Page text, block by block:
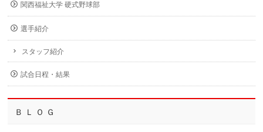
関西福祉大学 硬式野球部
選手紹介
スタッフ紹介
試合日程・結果
Ｂ Ｌ Ｏ Ｇ